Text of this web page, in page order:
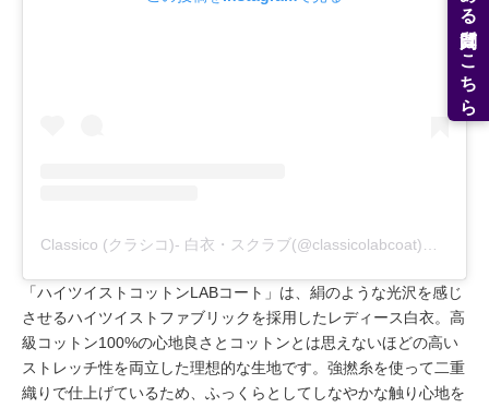
Classico (クラシコ)- 白衣・スクラブ(@classicolabcoat)がシェアした投稿
「ハイツイストコットンLABコート」は、絹のような光沢を感じ
させるハイツイストファブリックを採用したレディース白衣。高
級コットン100%の心地良さとコットンとは思えないほどの高い
ストレッチ性を両立した理想的な生地です。強撚糸を使って二重
織りで仕上げているため、ふっくらとしてしなやかな触り心地を